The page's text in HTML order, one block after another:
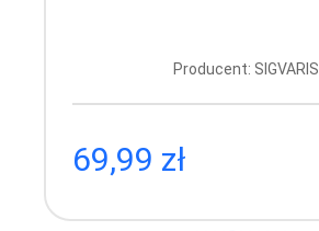
Producent: SIGVARIS
69,99 zł